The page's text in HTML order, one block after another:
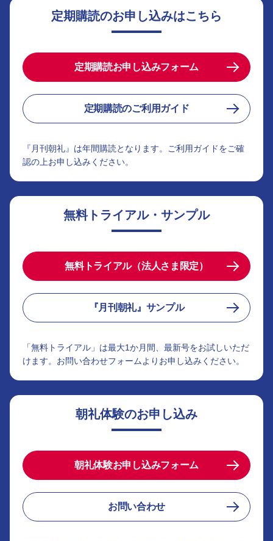
定期購読のお申し込みはこちら
定期購読お申し込みフォーム
定期購読のご利用ガイド
『月刊朝礼』は年間購読となります。ご利用ガイドをご確
認の上お申し込みください。
無料トライアル・サンプル
無料トライアル（法人さま限定）
『月刊朝礼』サンプル
「無料トライアル」は最大1か月間、最新号をお試しいただ
けます。お問い合わせフォームよりお申し込みください。
朝礼体験のお申し込み
朝礼体験お申し込みフォーム
お問い合わせ